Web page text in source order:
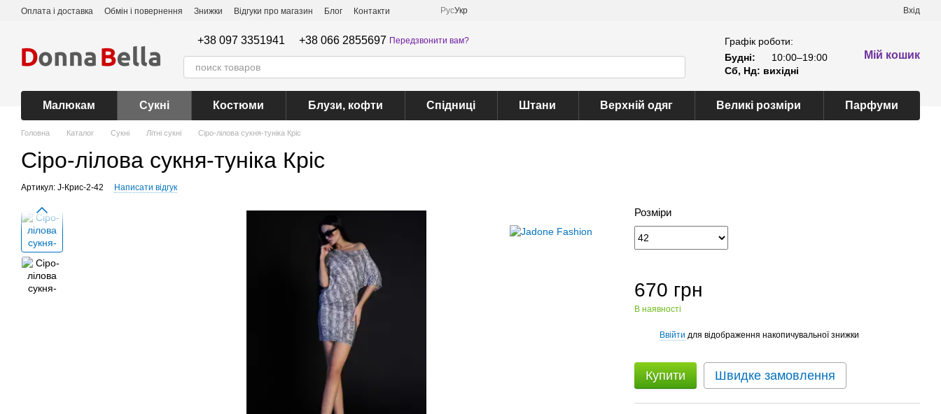
Перейти до основного контенту
Оплата і доставка Обмін і повернення Знижки Відгуки про магазин Блог Контакти РусУкр Вхід
+38 097 3351941 +38 066 2855697 Передзвонити вам?
Графік роботи:
Будні:
10:00–19:00
Сб, Нд: вихідні
Мій кошик
Малюкам Сукні Костюми Блузи, кофти Спідниці Штани Верхній одяг Великі розміри Парфуми
Головна Каталог Сукні Літні сукні Сіро-лілова сукня-туніка Кріс
Сіро-лілова сукня-туніка Кріс
Артикул: J-Крис-2-42 Написати відгук
Розміри
670 грн
В наявності
Ввійти для відображення накопичувальної знижки
Купити Швидке замовлення